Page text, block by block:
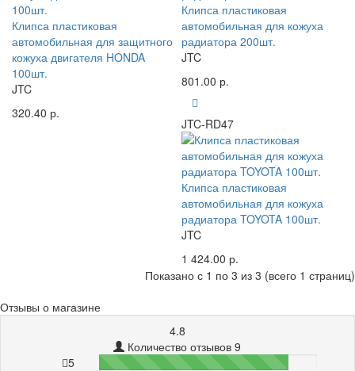
Клипса пластиковая
автомобильная для защитного
кожуха двигателя HONDA
100шт.
JTC
320.40 р.
Клипса пластиковая
автомобильная для кожуха
радиатора 200шт.
JTC
801.00 р.
JTC-RD47
Клипса пластиковая
автомобильная для кожуха
радиатора TOYOTA 100шт.
JTC
1 424.00 р.
Показано с 1 по 3 из 3 (всего 1 страниц)
Отзывы о магазине
4.8
Количество отзывов 9
5
87%